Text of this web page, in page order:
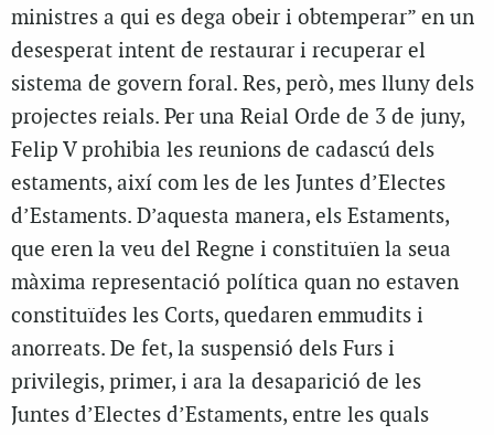
ministres a qui es dega obeir i obtemperar” en un
desesperat intent de restaurar i recuperar el
sistema de govern foral. Res, però, mes lluny dels
projectes reials. Per una Reial Orde de 3 de juny,
Felip V prohibia les reunions de cadascú dels
estaments, així com les de les Juntes d’Electes
d’Estaments. D’aquesta manera, els Estaments,
que eren la veu del Regne i constituïen la seua
màxima representació política quan no estaven
constituïdes les Corts, quedaren emmudits i
anorreats. De fet, la suspensió dels Furs i
privilegis, primer, i ara la desaparició de les
Juntes d’Electes d’Estaments, entre les quals